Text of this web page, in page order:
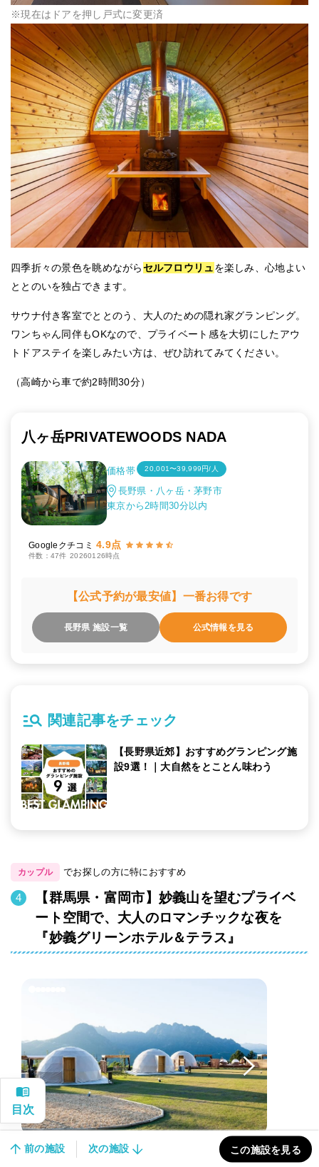
※現在はドアを押し戸式に変更済
四季折々の景色を眺めながらセルフロウリュを楽しみ、心地よい
ととのいを独占できます。
サウナ付き客室でととのう、大人のための隠れ家グランピング。
ワンちゃん同伴もOKなので、プライベート感を大切にしたアウ
トドアステイを楽しみたい方は、ぜひ訪れてみてください。
（高崎から車で約2時間30分）
八ヶ岳PRIVATEWOODS NADA
価格帯 20,001〜39,999円/人
長野県・八ヶ岳・茅野市
東京から2時間30分以内
Googleクチコミ 4.9点
件数：47件 20260126時点
【公式予約が最安値】一番お得です
長野県 施設一覧 公式情報を見る
関連記事をチェック
【長野県近郊】おすすめグランピング施
設9選！｜大自然をとことん味わう
カップル でお探しの方に特におすすめ
【群馬県・富岡市】妙義山を望むプライベ
ート空間で、大人のロマンチックな夜を
『妙義グリーンホテル＆テラス』
価格帯 20,001〜39,999円/人
前の施設 次の施設 この施設を見る